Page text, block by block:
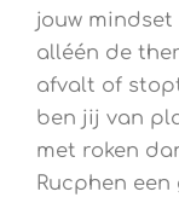
jouw
alléén de
afvalt of
ben jij van
met roken
Rucphen